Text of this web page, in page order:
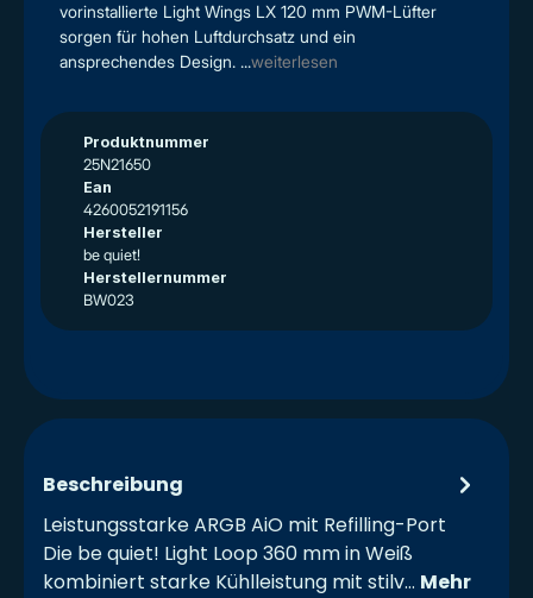
vorinstallierte Light Wings LX 120 mm PWM-Lüfter
sorgen für hohen Luftdurchsatz und ein
ansprechendes Design. ...weiterlesen
Produktnummer
25N21650
Ean
4260052191156
Hersteller
be quiet!
Herstellernummer
BW023
Beschreibung
Leistungsstarke ARGB AiO mit Refilling-Port
Die be quiet! Light Loop 360 mm in Weiß
kombiniert starke Kühlleistung mit stilv… Mehr